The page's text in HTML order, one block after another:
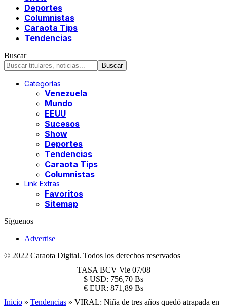
Deportes
Columnistas
Caraota Tips
Tendencias
Buscar
Categorías
Venezuela
Mundo
EEUU
Sucesos
Show
Deportes
Tendencias
Caraota Tips
Columnistas
Link Extras
Favoritos
Sitemap
Síguenos
Advertise
© 2022 Caraota Digital. Todos los derechos reservados
TASA BCV Vie 07/08
$ USD: 756,70 Bs
€ EUR: 871,89 Bs
Inicio » Tendencias » VIRAL: Niña de tres años quedó atrapada en